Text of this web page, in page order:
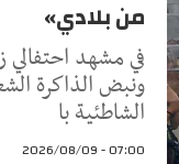
من بلادي»
في مشهد احتفالي
ونبض الذاكرة
الشاطئية با
07:00 - 2026/08/09